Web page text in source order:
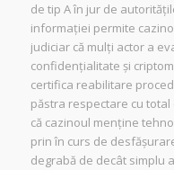
de tip A în jur de
informației permite
judiciar că mulți actor a
confidențialitate și
certifica reabilitare
păstra respectare cu
că cazinoul menține
prin în curs de
degrabă de decât simplu